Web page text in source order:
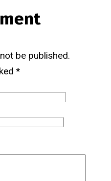
be published.
*